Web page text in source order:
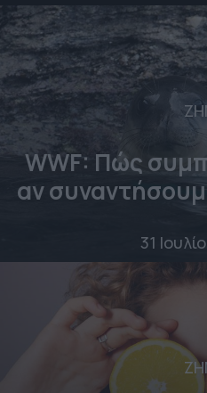
WWF: Πώς
αν
31